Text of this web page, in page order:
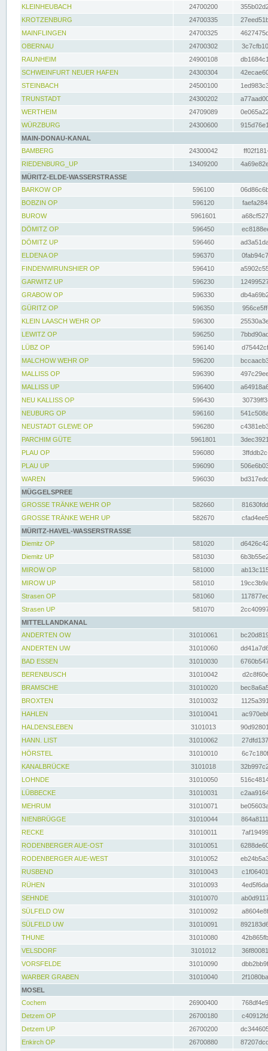
KLEINHEUBACH 24700200
KROTZENBURG
24700335
MAINFLINGEN
24700325
OBERNAU
24700302
RAUNHEIM
24900108
SCHWEINFURT NEUER HAFEN
24300304
STEINBACH
24500100
TRUNSTADT
24300202
WERTHEIM
24709089
WÜRZBURG
24300600
MAIN-DONAU-KANAL
BAMBERG
24300042
RIEDENBURG_UP
13409200
MÜRITZ-ELDE-WASSERSTRASSE
BARKOW OP
596100
BOBZIN OP
596120
BUROW
5961601
DÖMITZ OP
596450
DÖMITZ UP
596460
ELDENA OP
596370
FINDENWIRUNSHIER OP
596410
GARWITZ UP
596230
GRABOW OP
596330
GÜRITZ OP
596350
KLEIN LAASCH WEHR OP
596300
LEWITZ OP
596250
LÜBZ OP
596140
MALCHOW WEHR OP
596200
MALLISS OP
596390
MALLISS UP
596400
NEU KALLISS OP
596430
NEUBURG OP
596160
NEUSTADT GLEWE OP
596280
PARCHIM GÜTE
5961801
PLAU OP
596080
PLAU UP
596090
WAREN
596030
MÜGGELSPREE
GROSSE TRÄNKE WEHR OP
582660
GROSSE TRÄNKE WEHR UP
582670
MÜRITZ-HAVEL-WASSERSTRASSE
Diemitz OP
581020
Diemitz UP
581030
MIROW OP
581000
MIROW UP
581010
Strasen OP
581060
Strasen UP
581070
MITTELLANDKANAL
ANDERTEN OW
31010061
ANDERTEN UW
31010060
BAD ESSEN
31010030
BERENBUSCH
31010042
BRAMSCHE
31010020
BROXTEN
31010032
HAHLEN
31010041
HALDENSLEBEN
3101013
HANN. LIST
31010062
HÖRSTEL
31010010
KANALBRÜCKE
3101018
LOHNDE
31010050
LÜBBECKE
31010031
MEHRUM
31010071
NIENBRÜGGE
31010044
RECKE
31010011
RODENBERGER AUE-OST
31010051
RODENBERGER AUE-WEST
31010052
RUSBEND
31010043
RÜHEN
31010093
SEHNDE
31010070
SÜLFELD OW
31010092
SÜLFELD UW
31010091
THUNE
31010080
VELSDORF
3101012
VORSFELDE
31010090
WARBER GRABEN
31010040
MOSEL
Cochem
26900400
Detzem OP
26700180
Detzem UP
26700200
Enkirch OP
26700880